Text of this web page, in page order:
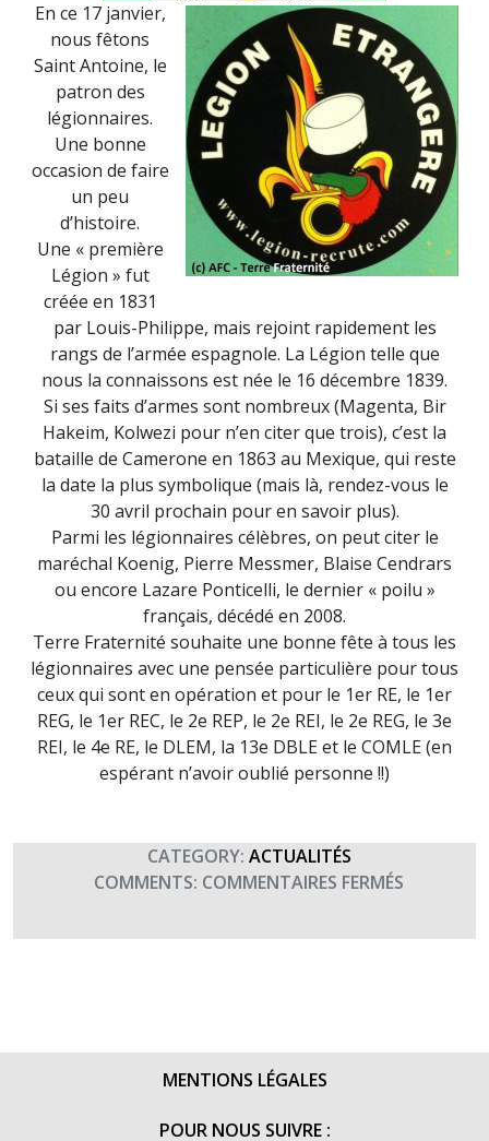
En ce 17 janvier,
nous fêtons
Saint Antoine, le
patron des
légionnaires.
Une bonne
occasion de faire
un peu
d’histoire.
Une « première
Légion » fut
créée en 1831
par Louis-Philippe, mais rejoint rapidement les
rangs de l’armée espagnole. La Légion telle que
nous la connaissons est née le 16 décembre 1839.
Si ses faits d’armes sont nombreux (Magenta, Bir
Hakeim, Kolwezi pour n’en citer que trois), c’est la
bataille de Camerone en 1863 au Mexique, qui reste
la date la plus symbolique (mais là, rendez-vous le
30 avril prochain pour en savoir plus).
Parmi les légionnaires célèbres, on peut citer le
maréchal Koenig, Pierre Messmer, Blaise Cendrars
ou encore Lazare Ponticelli, le dernier « poilu »
français, décédé en 2008.
Terre Fraternité souhaite une bonne fête à tous les
légionnaires avec une pensée particulière pour tous
ceux qui sont en opération et pour le 1er RE, le 1er
REG, le 1er REC, le 2e REP, le 2e REI, le 2e REG, le 3e
REI, le 4e RE, le DLEM, la 13e DBLE et le COMLE (en
espérant n’avoir oublié personne !!)
CATEGORY: ACTUALITÉS
COMMENTS: COMMENTAIRES FERMÉS
ANTOINE,
MENTIONS LÉGALES
POUR NOUS SUIVRE :